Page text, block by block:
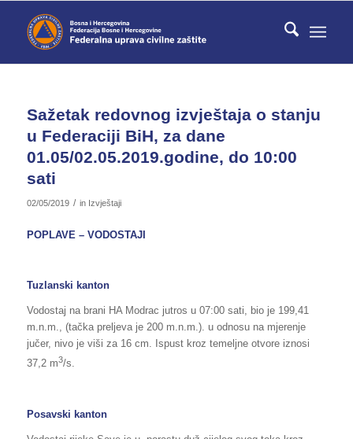
Sažetak redovnog izvještaja o stanju
u Federaciji BiH, za dane
01.05/02.05.2019.godine, do 10:00
sati
02/05/2019 / in Izvještaji
POPLAVE – VODOSTAJI
Tuzlanski kanton
Vodostaj na brani HA Modrac jutros u 07:00 sati, bio je 199,41
m.n.m., (tačka preljeva je 200 m.n.m.). u odnosu na mjerenje
jučer, nivo je viši za 16 cm. Ispust kroz temeljne otvore iznosi
37,2 m3/s.
Posavski kanton